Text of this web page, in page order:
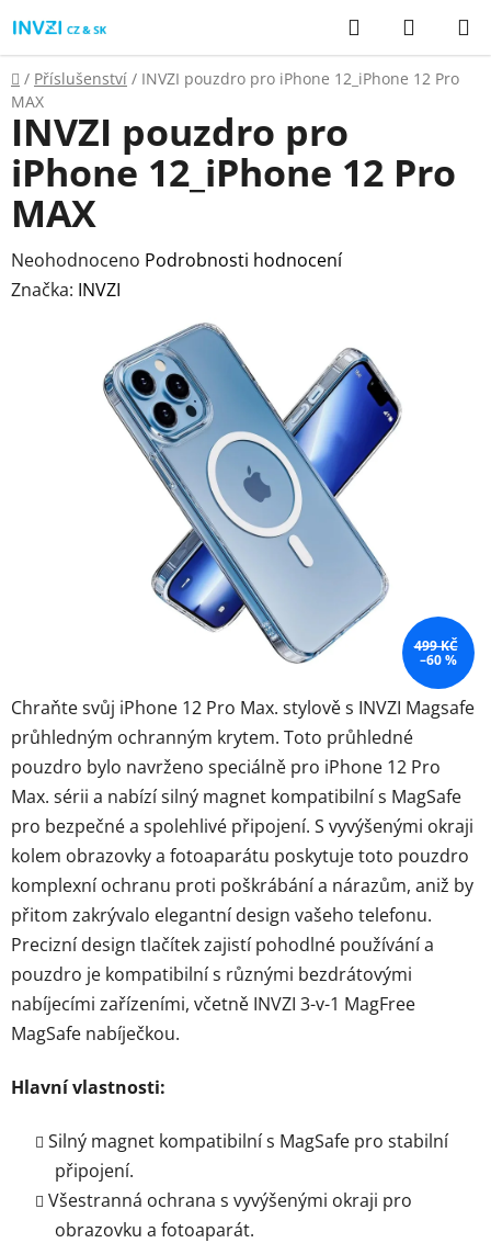
na
obsah
Hledat
KOŠÍK
Domů
/ Příslušenství / INVZI pouzdro pro iPhone 12_iPhone 12 Pro
MAX
Chraňte svůj iPhone 12 Pro Max. stylově s INVZI Magsafe
průhledným ochranným krytem. Toto průhledné
pouzdro bylo navrženo speciálně pro iPhone 12 Pro
Max. sérii a nabízí silný magnet kompatibilní s MagSafe
pro bezpečné a spolehlivé připojení. S vyvýšenými okraji
kolem obrazovky a fotoaparátu poskytuje toto pouzdro
komplexní ochranu proti poškrábání a nárazům, aniž by
přitom zakrývalo elegantní design vašeho telefonu.
Precizní design tlačítek zajistí pohodlné používání a
pouzdro je kompatibilní s různými bezdrátovými
nabíjecími zařízeními, včetně INVZI 3-v-1 MagFree
MagSafe nabíječkou.
Hlavní vlastnosti:
Silný magnet kompatibilní s MagSafe pro stabilní
připojení.
Všestranná ochrana s vyvýšenými okraji pro
obrazovku a fotoaparát.
INVZI pouzdro pro
iPhone 12_iPhone 12 Pro
MAX
Průměrné
hodnocení
Neohodnoceno Podrobnosti hodnocení
Značka: INVZI
499 KČ
–60 %